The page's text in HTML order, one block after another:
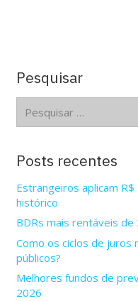
Pesquisar
por:
Posts recentes
Estrangeiros aplicam
histórico
BDRs mais rentáveis de
Como os ciclos de juros
públicos?
Melhores fundos de
2026